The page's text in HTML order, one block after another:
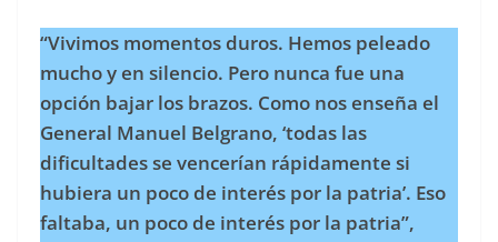
“Vivimos momentos duros. Hemos peleado
mucho y en silencio. Pero nunca fue una
opción bajar los brazos. Como nos enseña el
General Manuel Belgrano, ‘todas las
dificultades se vencerían rápidamente si
hubiera un poco de interés por la patria’. Eso
faltaba, un poco de interés por la patria”,